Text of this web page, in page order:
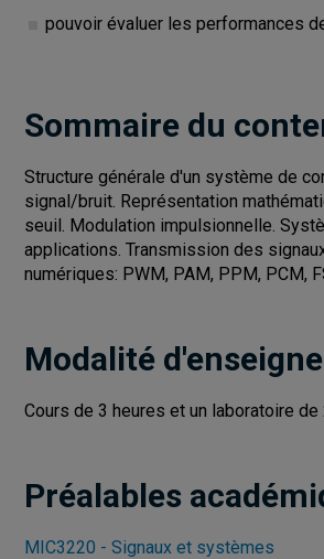
pouvoir évaluer les performances
Sommaire du
Structure générale d'un système de
signal/bruit. Représentation
seuil. Modulation impulsionnelle.
applications. Transmission des
numériques: PWM, PAM, PPM, PCM,
Modalité
Cours de 3 heures et un laboratoire
Préalables
MIC3220 - Signaux et systèmes